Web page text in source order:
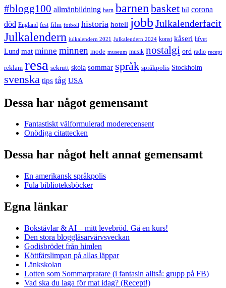
#blogg100 allmänbildning barn barnen basket bil corona
död England fest film fotboll historia hotell jobb Julkalenderfacit
Julkalendern julkalendern 2021 Julkalendern 2024 konst kåseri lifvet
Lund mat minne minnen mode museum musik nostalgi ord radio recept
reklam resa sekrutt skola sommar språk språkpolis Stockholm
svenska tips tåg USA
Dessa har något gemensamt
Fantastiskt välformulerad moderecensent
Onödiga citattecken
Dessa har något helt annat gemensamt
En amerikansk språkpolis
Fula biblioteksböcker
Egna länkar
Bokstävlar & AI – mitt levebröd. Gå en kurs!
Den stora bloggläsarvärvsveckan
Godisbrödet från himlen
Köttfärslimpan på allas läppar
Länkskolan
Lotten som Sommarpratare (i fantasin alltså: grupp på FB)
Vad ska du laga för mat idag? (Recept!)